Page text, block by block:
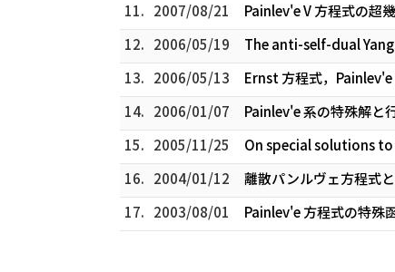
11. 2007/08/21
Painlev'e V 方程式の超
12. 2006/05/19
The anti-self-dual
13. 2006/05/13
Ernst 方程式，
14. 2006/01/07
Painlev'e 系の特殊解と
15. 2005/11/25 On special solutions
16. 2004/01/12
離散パンルヴェ方程式
17. 2003/08/01 Painlev'e 方程式の特殊